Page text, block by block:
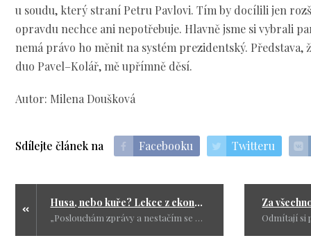
u soudu, který straní Petru Pavlovi. Tím by docílili jen
opravdu nechce ani nepotřebuje. Hlavně jsme si vybrali
nemá právo ho měnit na systém prezidentský. Představa,
duo Pavel–Kolář, mě upřímně děsí.
Autor: Milena Doušková
Sdílejte článek na Facebooku Twitteru
Husa, nebo kuře? Lekce z ekonomiky pro plačky na Hradě i v opozici.
„Poslouchám zprávy a nestačím se divit – všude samý pláč. Pláčou neziskovky, pláčou politici, pláče Hrad. Všichni by chtěli miliony, jako by se ty peníze v Praze tiskly na počkání. Ale kde nic není, ani čert nebere. Moje generace ví, co je to spoléhat se sama na sebe, a nikdo nás nelitoval. Tak proč dneska všichni natahují ruce pro husu, když mají sotva na kuře? Přečtěte si, proč je šetření jediné, co dává smysl, a proč by se někteří měli konečně naučit koukat do vlastní peněženky místo do té státní.“